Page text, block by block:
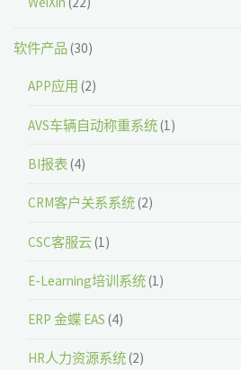
软件产品(30)
APP应用 (2)
AVS车辆自动称重系统(1)
BI报表(4)
CRM客户关系系统(2)
CSC客服云(1)
E-Learning培训系统(1)
ERP 金蝶 EAS (4)
HR人力资源系统(2)